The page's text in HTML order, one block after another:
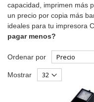
capacidad, imprimen más
un precio por copia más
ideales para tu impresora
pagar menos?
Ordenar por
Mostrar